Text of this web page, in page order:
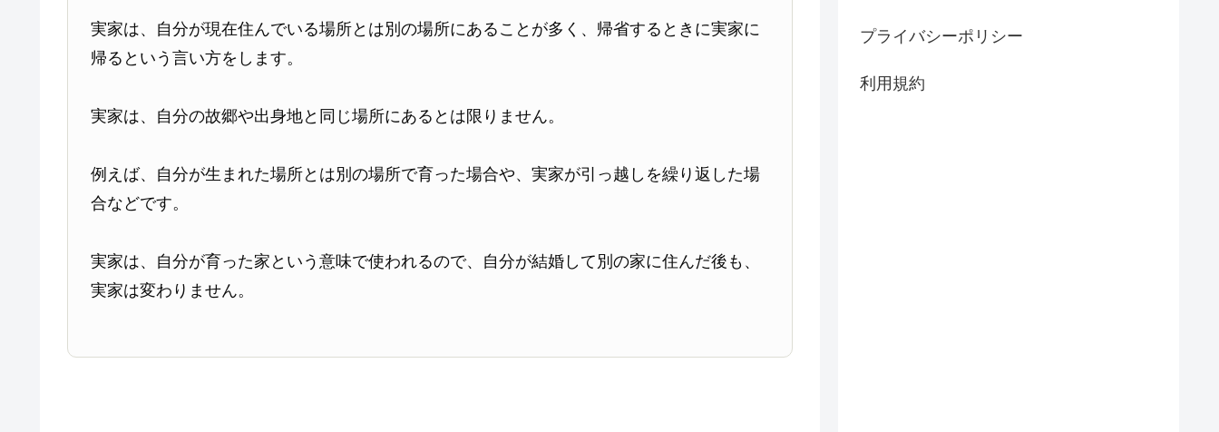
実家は、自分が現在住んでいる場所とは別の場所にあることが多く、帰省するときに実家に
帰るという言い方をします。
実家は、自分の故郷や出身地と同じ場所にあるとは限りません。
例えば、自分が生まれた場所とは別の場所で育った場合や、実家が引っ越しを繰り返した場
合などです。
実家は、自分が育った家という意味で使われるので、自分が結婚して別の家に住んだ後も、
実家は変わりません。
プライバシーポリシー
利用規約